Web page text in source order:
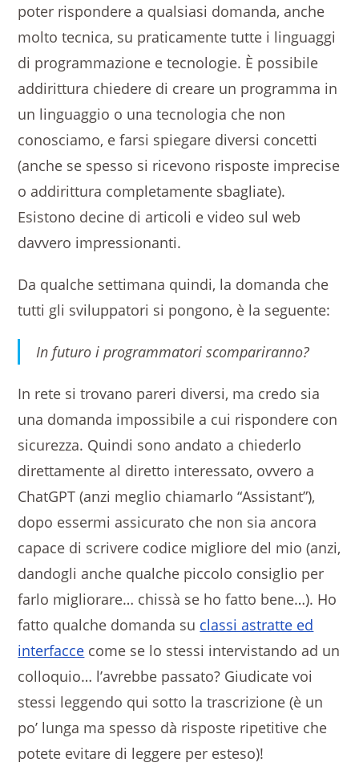
poter rispondere a qualsiasi domanda, anche
molto tecnica, su praticamente tutte i linguaggi
di programmazione e tecnologie. È possibile
addirittura chiedere di creare un programma in
un linguaggio o una tecnologia che non
conosciamo, e farsi spiegare diversi concetti
(anche se spesso si ricevono risposte imprecise
o addirittura completamente sbagliate).
Esistono decine di articoli e video sul web
davvero impressionanti.
Da qualche settimana quindi, la domanda che
tutti gli sviluppatori si pongono, è la seguente:
In futuro i programmatori scompariranno?
In rete si trovano pareri diversi, ma credo sia
una domanda impossibile a cui rispondere con
sicurezza. Quindi sono andato a chiederlo
direttamente al diretto interessato, ovvero a
ChatGPT (anzi meglio chiamarlo “Assistant”),
dopo essermi assicurato che non sia ancora
capace di scrivere codice migliore del mio (anzi,
dandogli anche qualche piccolo consiglio per
farlo migliorare… chissà se ho fatto bene…). Ho
fatto qualche domanda su classi astratte ed
interfacce come se lo stessi intervistando ad un
colloquio… l’avrebbe passato? Giudicate voi
stessi leggendo qui sotto la trascrizione (è un
po’ lunga ma spesso dà risposte ripetitive che
potete evitare di leggere per esteso)!